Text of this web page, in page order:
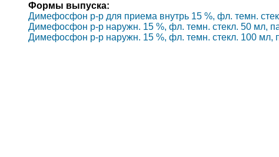
Формы выпуска:
Димефосфон р-р для приема внутрь 15 %, фл. темн.
Димефосфон р-р наружн. 15 %, фл. темн. стекл. 50 мл,
Димефосфон р-р наружн. 15 %, фл. темн. стекл. 100 мл,